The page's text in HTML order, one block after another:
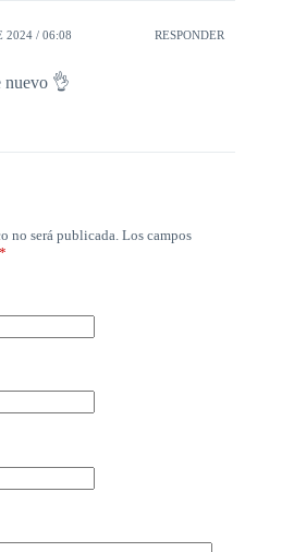
2024 / 06:08 RESPONDER
nuevo 👌
no será publicada. Los campos
*